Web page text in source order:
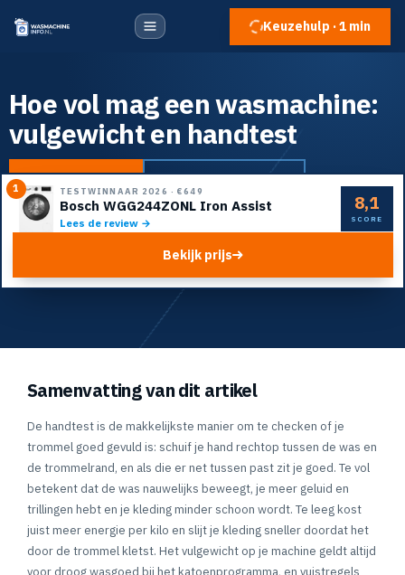
Keuzehulp · 1 min
Hoe vol mag een wasmachine:
vulgewicht en handtest
Naar de top 5 Doe de keuzehulp
1 TESTWINNAAR 2026 · €649
Bosch WGG244ZONL Iron Assist
Lees de review →
8,1
SCORE
Bekijk prijs
Samenvatting van dit artikel
De handtest is de makkelijkste manier om te checken of je
trommel goed gevuld is: schuif je hand rechtop tussen de was en
de trommelrand, en als die er net tussen past zit je goed. Te vol
betekent dat de was nauwelijks beweegt, je meer geluid en
trillingen hebt en je kleding minder schoon wordt. Te leeg kost
juist meer energie per kilo en slijt je kleding sneller doordat het
door de trommel kletst. Het vulgewicht op je machine geldt altijd